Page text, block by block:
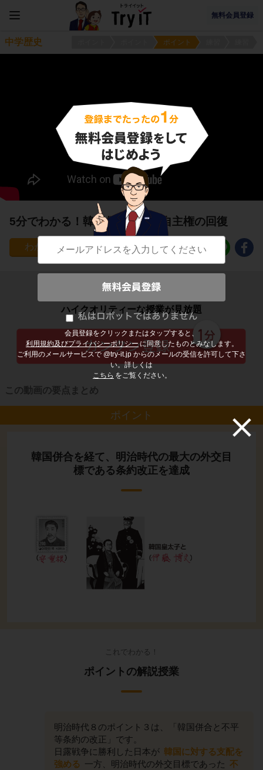
無料会員登録
会員登録をクリックまたはタップすると、
利用規約及びプライバシーポリシー に同意したものとみなします。
ご利用のメールサービスで @try-it.jp からのメールの受信を許可して下さ
い。詳しくは
こちら をご覧ください。
中学歴史 ポイント
5分でわかる！韓国併合と関税自主権の回復
321
子どもの勉強から大人の学び直しまで
ハイクオリティーな授業が見放題
この動画の要点まとめ
ポイント
韓国併合を経て、明治時代の最大の外交目
標である条約改正を達成
これでわかる！
ポイントの解説授業
明治時代８のポイント３は、「韓国併合と不平
等条約の改正」です。
日露戦争に勝利した日本が 韓国に対する支配を
強める 一方、明治時代の外交目標であった 不